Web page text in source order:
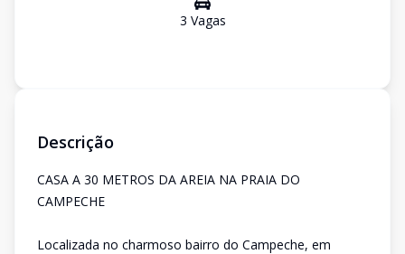
3 Vagas
Descrição
CASA A 30 METROS DA AREIA NA PRAIA DO
CAMPECHE
Localizada no charmoso bairro do Campeche, em